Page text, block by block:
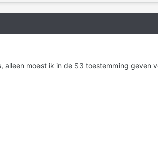
alleen moest ik in de S3 toestemming geven